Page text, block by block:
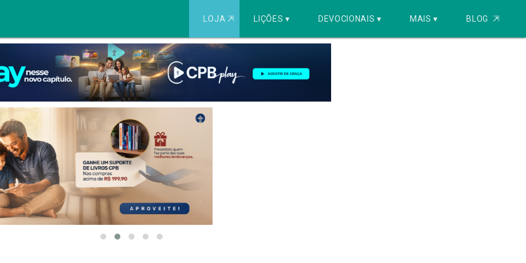
LOJA ⇱ LIÇÕES ▾ DEVOCIONAIS ▾ MAIS ▾ BLOG ⇱